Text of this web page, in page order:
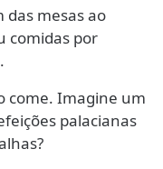
das mesas ao
comidas por
come. Imagine um
palacianas